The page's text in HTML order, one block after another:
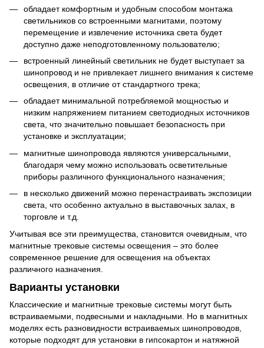
обладает комфортным и удобным способом монтажа
светильников со встроенными магнитами, поэтому
перемещение и извлечение источника света будет
доступно даже неподготовленному пользователю;
встроенный линейный светильник не будет выступает за
шинопровод и не привлекает лишнего внимания к системе
освещения, в отличие от стандартного трека;
обладает минимальной потребляемой мощностью и
низким напряжением питанием светодиодных источников
света, что значительно повышает безопасность при
установке и эксплуатации;
магнитные шинопровода являются универсальными,
благодаря чему можно использовать осветительные
приборы различного функционального назначения;
в несколько движений можно перенастраивать экспозиции
света, что особенно актуально в выставочных залах, в
торговле и т.д.
Учитывая все эти преимущества, становится очевидным, что
магнитные трековые системы освещения – это более
современное решение для освещения на объектах
различного назначения.
Варианты установки
Классические и магнитные трековые системы могут быть
встраиваемыми, подвесными и накладными. Но в магнитных
моделях есть разновидности встраиваемых шинопроводов,
которые подходят для установки в гипсокартон и натяжной